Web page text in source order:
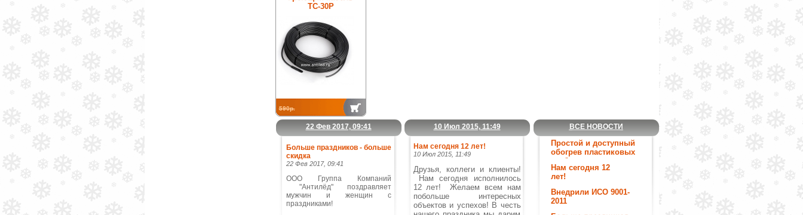
ТС-30Р
590р.
22 Фев 2017, 09:41
Больше праздников - больше
скидка
22 Фев 2017, 09:41
ООО Группа Компаний
"Антилёд" поздравляет
мужчин и женщин с
праздниками!
10 Июл 2015, 11:49
Нам сегодня 12 лет!
10 Июл 2015, 11:49
Друзья, коллеги и клиенты!
Нам сегодня исполнилось
12 лет! Желаем всем нам
побольше интересных
объектов и успехов! В честь
ВСЕ НОВОСТИ
Простой и доступный
обогрев пластиковых
труб.
Нам сегодня 12
лет!
Внедрили ИСО 9001-
2011